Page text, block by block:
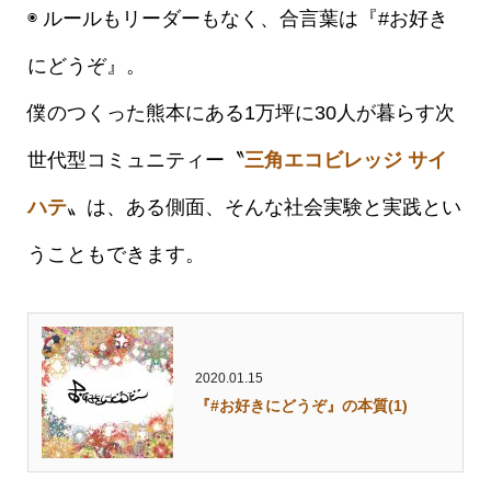
◉ ルールもリーダーもなく、合言葉は『#お好き
にどうぞ』。
僕のつくった熊本にある1万坪に30人が暮らす次
世代型コミュニティー〝三角エコビレッジ サイ
ハテ〟は、ある側面、そんな社会実験と実践とい
うこともできます。
2020.01.15
『#お好きにどうぞ』の本質(1)